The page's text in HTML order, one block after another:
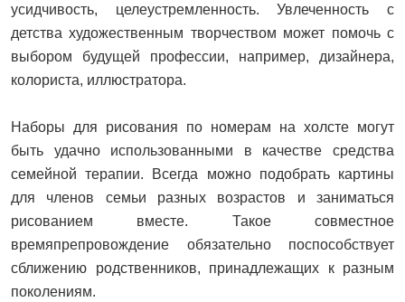
усидчивость, целеустремленность. Увлеченность с
детства художественным творчеством может помочь с
выбором будущей профессии, например, дизайнера,
колориста, иллюстратора.
Наборы для рисования по номерам на холсте могут
быть удачно использованными в качестве средства
семейной терапии. Всегда можно подобрать картины
для членов семьи разных возрастов и заниматься
рисованием вместе. Такое совместное
времяпрепровождение обязательно поспособствует
сближению родственников, принадлежащих к разным
поколениям.